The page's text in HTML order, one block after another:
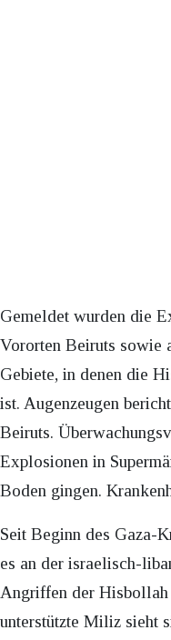
Gemeldet wurden die
Vororten Beiruts sowie
Gebiete, in denen die
ist. Augenzeugen
Beiruts.
Explosionen in
Boden gingen.
Seit Beginn des Gaza-
es an der israelisch-
Angriffen der
unterstützte Miliz sieht